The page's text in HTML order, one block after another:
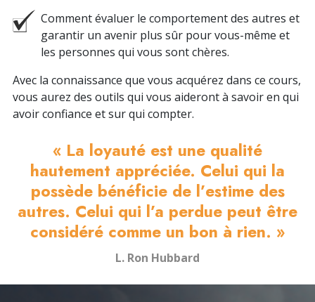
Comment évaluer le comportement des autres et
garantir un avenir plus sûr pour vous-même et
les personnes qui vous sont chères.
Avec la connaissance que vous acquérez dans ce cours,
vous aurez des outils qui vous aideront à savoir en qui
avoir confiance et sur qui compter.
« La loyauté est une qualité
hautement appréciée. Celui qui la
possède bénéficie de l’estime des
autres. Celui qui l’a perdue peut être
considéré comme un bon à rien. »
L. Ron Hubbard